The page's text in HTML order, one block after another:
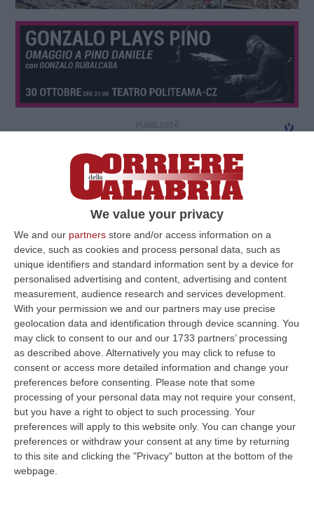
We value your privacy
We and our partners store and/or access information on a
device, such as cookies and process personal data, such as
unique identifiers and standard information sent by a device for
personalised advertising and content, advertising and content
measurement, audience research and services development.
With your permission we and our partners may use precise
geolocation data and identification through device scanning. You
may click to consent to our and our 1733 partners’ processing
as described above. Alternatively you may click to refuse to
consent or access more detailed information and change your
preferences before consenting.
Please note that some
processing of your personal data may not require your consent,
but you have a right to object to such processing. Your
preferences will apply to this website only. You can change your
preferences or withdraw your consent at any time by returning
to this site and clicking the "Privacy" button at the bottom of the
webpage.
Clicca e segui “Corriere della Calabria” su Google News
Dopo la tragica morte di Riccardo Boni,